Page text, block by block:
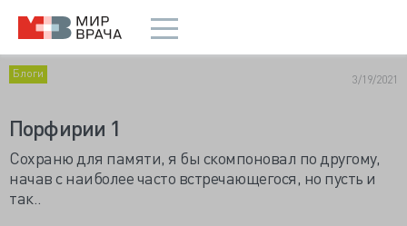
Блоги 3/19/2021
Порфирии 1
Сохраню для памяти, я бы скомпоновал по другому,
начав с наиболее часто встречающегося, но пусть и
так..